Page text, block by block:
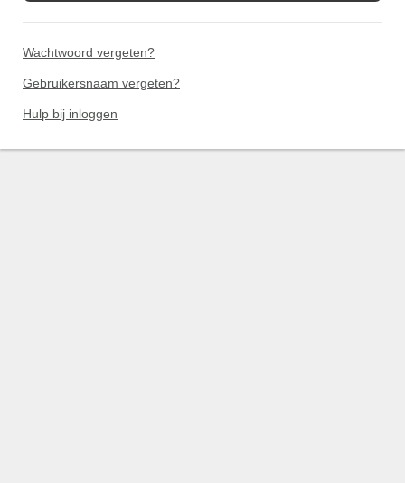
Wachtwoord vergeten?
Gebruikersnaam vergeten?
Hulp bij inloggen